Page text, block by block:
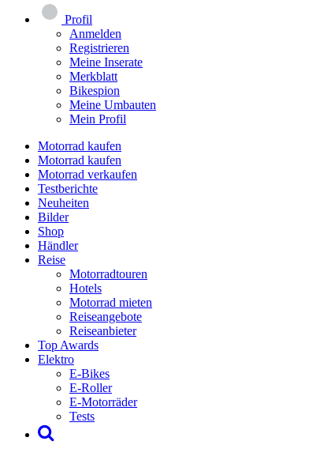
Profil
Anmelden
Registrieren
Meine Inserate
Merkblatt
Bikespion
Meine Umbauten
Mein Profil
Motorrad kaufen
Motorrad kaufen
Motorrad verkaufen
Testberichte
Neuheiten
Bilder
Shop
Händler
Reise
Motorradtouren
Hotels
Motorrad mieten
Reiseangebote
Reiseanbieter
Top Awards
Elektro
E-Bikes
E-Roller
E-Motorräder
Tests